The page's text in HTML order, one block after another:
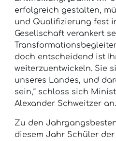
erfolgreich gestalten,
und Qualifizierung fest
Gesellschaft verankert
doch entscheidend ist
weiterzuentwickeln. Sie
unseres Landes, und
sein,“ schloss sich
Alexander Schweitzer an.
Zu den
diesem Jahr Schüler der